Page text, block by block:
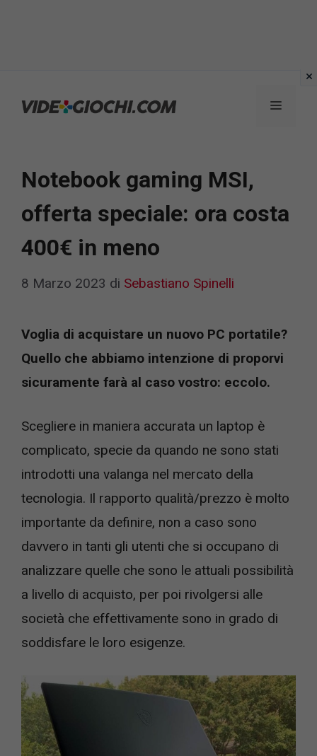
Menu
Notebook gaming MSI,
offerta speciale: ora costa
400€ in meno
8 Marzo 2023 di Sebastiano Spinelli
Voglia di acquistare un nuovo PC portatile?
Quello che abbiamo intenzione di proporvi
sicuramente farà al caso vostro: eccolo.
Scegliere in maniera accurata un laptop è
complicato, specie da quando ne sono stati
introdotti una valanga nel mercato della
tecnologia. Il rapporto qualità/prezzo è molto
importante da definire, non a caso sono
davvero in tanti gli utenti che si occupano di
analizzare quelle che sono le attuali possibilità
a livello di acquisto, per poi rivolgersi alle
società che effettivamente sono in grado di
soddisfare le loro esigenze.